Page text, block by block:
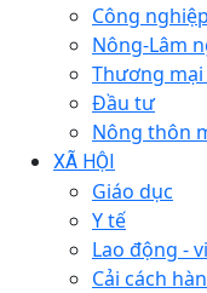
Công nghiệp
Nông-Lâm
Thương mại
Đầu tư
Nông thôn
XÃ HỘI
Giáo dục
Y tế
Lao động -
Cải cách